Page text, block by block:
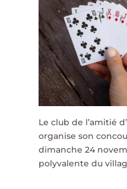
Le club de l’amitié
organise son
dimanche 24
polyvalente du